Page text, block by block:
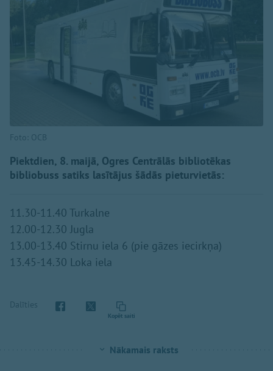
Foto: OCB
Piektdien, 8. maijā, Ogres Centrālās bibliotēkas
bibliobuss satiks lasītājus šādās pieturvietās:
11.30-11.40 Turkalne
12.00-12.30 Jugla
13.00-13.40 Stirnu iela 6 (pie gāzes iecirkņa)
13.45-14.30 Loka iela
Dalīties
Kopēt saiti
Nākamais raksts